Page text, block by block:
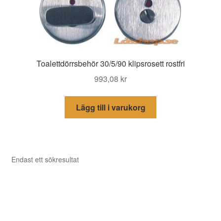
Toalettdörrsbehör 30/5/90 klipsrosett rostfri
993,08 kr
Lägg till i varukorg
Endast ett sökresultat